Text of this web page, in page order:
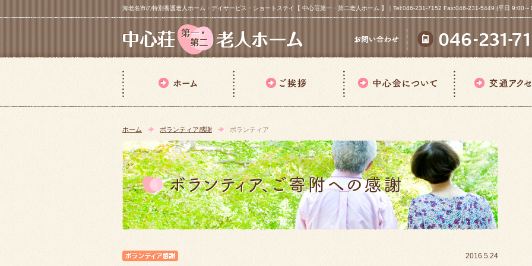
海老名市の特別養護老人ホーム・デイサービス・ショートステイ【 中心荘第一・第二老人ホーム 】｜Tel:046-231-7152 Fax:046-231-5449 (平日 9:00
ホーム ボランティア感謝 ボランティア
2016.5.24